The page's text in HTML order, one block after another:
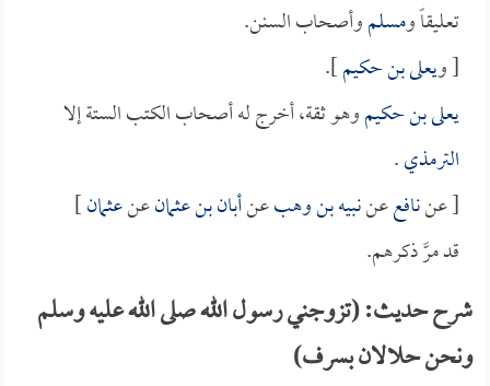
تعليقاً ومسلموأصحاب السنن.
[ ويعلى بن حكيم].
يعلى بن حكيموهو ثقة، أخرج له أصحاب الكتب الستة إلا
الترمذي.
[ عننافععننبيه بن وهبعنأبان بن عثمانعنعثمان]
قد مرَّ ذكرهم.
شرح حديث: (تزوجني رسول الله صلى الله عليه وسلم
ونحن حلالان بسرف)